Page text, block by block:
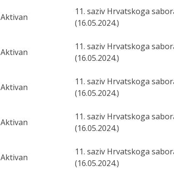
Aktivan
11. saziv Hrvatskoga
(16.05.2024.)
Aktivan
11. saziv Hrvatskoga
(16.05.2024.)
Aktivan
11. saziv Hrvatskoga
(16.05.2024.)
Aktivan
11. saziv Hrvatskoga
(16.05.2024.)
Aktivan
11. saziv Hrvatskoga
(16.05.2024.)